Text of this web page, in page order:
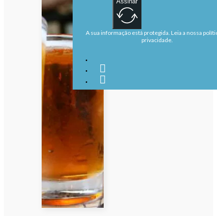
A sua informação está protegida. Leia a nossa
privacidade.